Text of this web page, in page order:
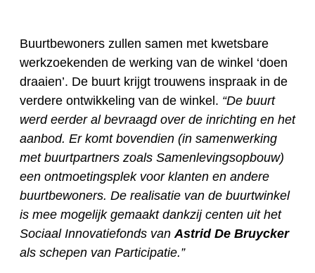
Buurtbewoners zullen samen met kwetsbare
werkzoekenden de werking van de winkel ‘doen
draaien’. De buurt krijgt trouwens inspraak in de
verdere ontwikkeling van de winkel. “De buurt
werd eerder al bevraagd over de inrichting en het
aanbod. Er komt bovendien (in samenwerking
met buurtpartners zoals Samenlevingsopbouw)
een ontmoetingsplek voor klanten en andere
buurtbewoners. De realisatie van de buurtwinkel
is mee mogelijk gemaakt dankzij centen uit het
Sociaal Innovatiefonds vanAstrid De Bruycker
als schepen van Participatie.”